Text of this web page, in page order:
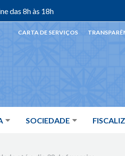
das 8h às 18h
SOCIEDADE
CARTA DE SERVIÇOS